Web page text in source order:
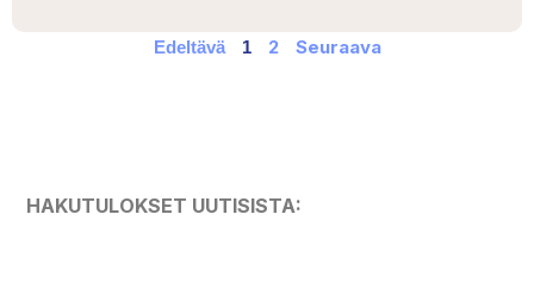
Edeltävä 1 2 Seuraava
HAKUTULOKSET UUTISISTA: